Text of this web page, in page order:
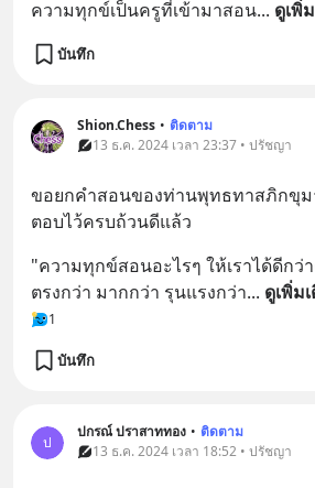
ความทุกข์เป็นครูที่เข้ามาสอน... ดูเพิ่
บันทึก
Shion.Chess • ติดตาม
13 ธ.ค. 2024 เวลา 23:37 • ปรัชญา
ขอยกคำสอนของท่านพุทธทาสภิกขุ
ตอบไว้ครบถ้วนดีแล้ว
"ความทุกข์สอนอะไรๆ ให้เราได้ดีก
ตรงกว่า มากกว่า รุนแรงกว่า... ดูเพิ่ม
1
บันทึก
ป
ปกรณ์ ปราสาททอง • ติดตาม
13 ธ.ค. 2024 เวลา 18:52 • ปรัชญา